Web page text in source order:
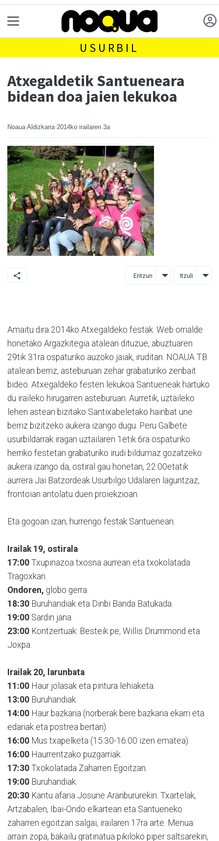
USURBIL
Atxegaldetik Santueneara
bidean doa jaien lekukoa
Noaua Aldizkaria 2014ko irailaren 3a
Entzun Itzuli
Amaitu dira 2014ko Atxegaldeko festak. Web orrialde
honetako Argazkitegia atalean dituzue, abuztuaren
29tik 31ra ospaturiko auzoko jaiak, iruditan. NOAUA TB
atalean berriz, asteburuan zehar grabaturiko zenbait
bideo. Atxegaldeko festen lekukoa Santueneak hartuko
du iraileko hirugarren asteburuan. Aurretik, uztaileko
lehen astean bizitako Santixabeletako hainbat une
berriz bizitzeko aukera izango dugu. Peru Galbete
usurbildarrak iragan uztailaren 1etik 6ra ospaturiko
herriko festetan grabaturiko irudi bildumaz gozatzeko
aukera izango da, ostiral gau honetan, 22:00etatik
aurrera Jai Batzordeak Usurbilgo Udalaren laguntzaz,
frontoian antolatu duen proiekzioan.
Eta gogoan izan; hurrengo festak Santuenean:
Irailak 19, ostirala
17:00 Txupinazoa txosna aurrean eta txokolatada
Tragoxkan.
Ondoren, globo gerra.
18:30 Buruhandiak eta Dinbi Banda Batukada.
19:00 Sardin jana.
23:00 Kontzertuak: Besteik pe, Willis Drummond eta
Joxpa.
Irailak 20, larunbata
11:00 Haur jolasak eta pintura lehiaketa.
13:00 Buruhandiak.
14:00 Haur bazkaria (norberak bere bazkaria ekarri eta
edariak eta postrea bertan).
16:00 Mus txapelketa (15:30-16:00 izen ematea).
16:00 Haurrentzako puzgarriak.
17:30 Txokolatada Zaharren Egoitzan.
19:00 Buruhandiak.
20:30 Kantu afaria Josune Aranbururekin. Txartelak,
Artzabalen, Ibai-Ondo elkartean eta Santueneko
zaharren egoitzan salgai, irailaren 17ra arte. Menua:
arrain zopa, bakailu gratinatua pikiloko piper saltsarekin,